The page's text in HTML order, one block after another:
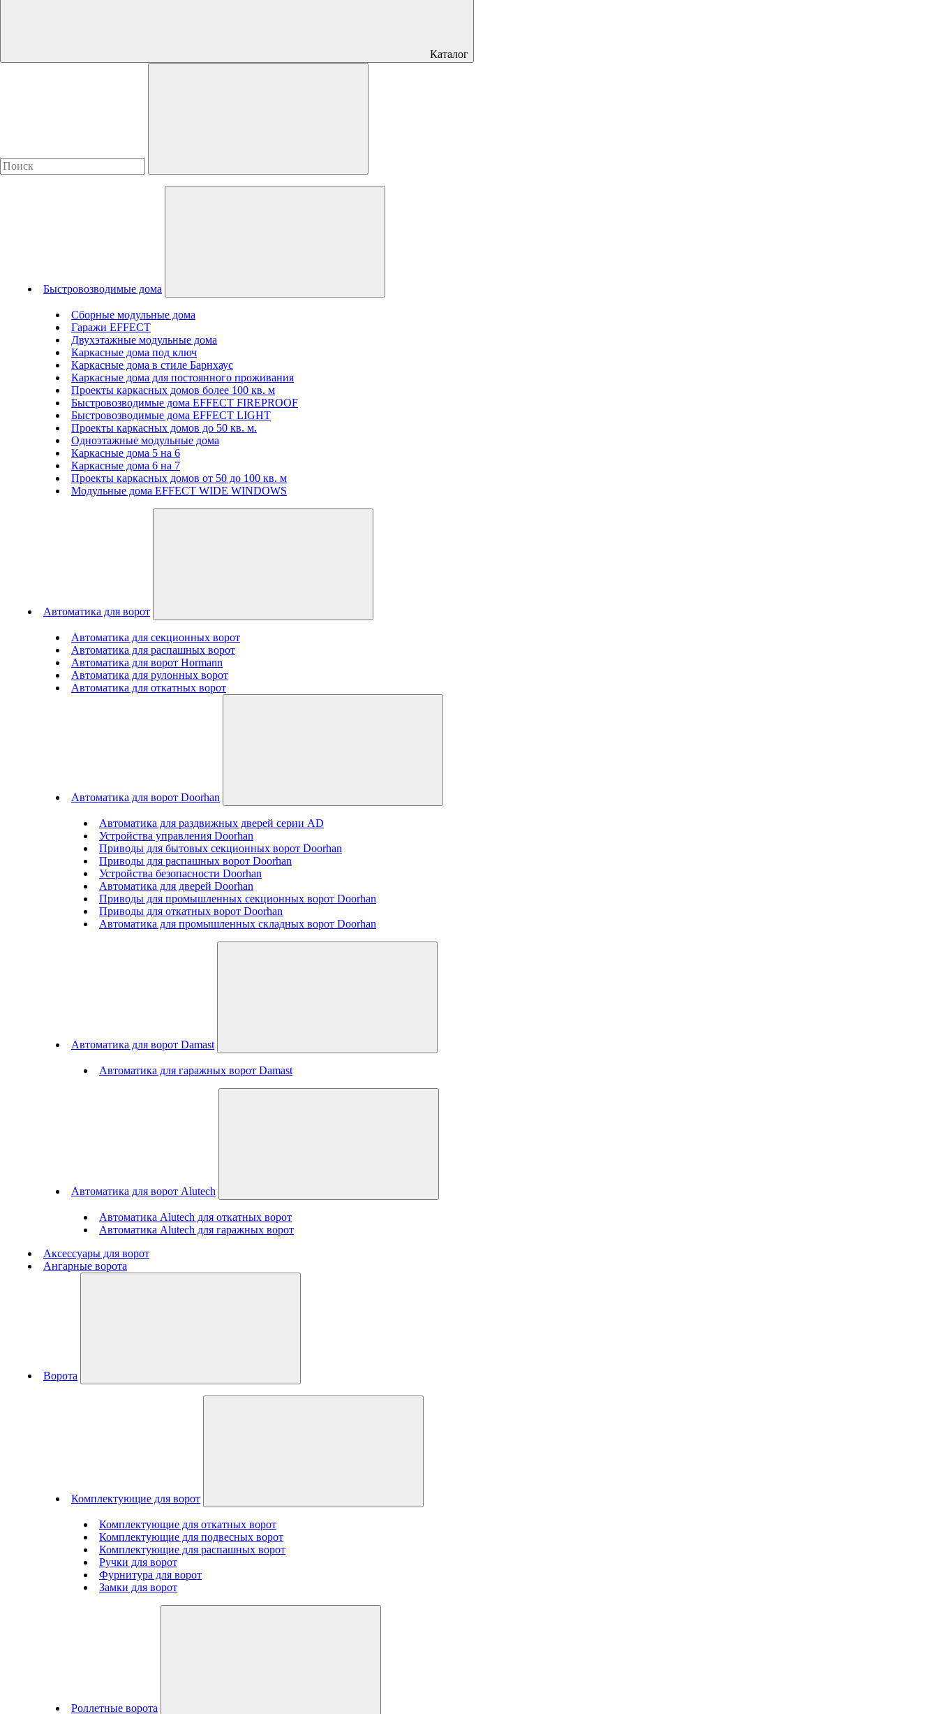
Каталог
Быстровозводимые дома
Сборные модульные дома
Гаражи EFFECT
Двухэтажные модульные дома
Каркасные дома под ключ
Каркасные дома в стиле Барнхаус
Каркасные дома для постоянного проживания
Проекты каркасных домов более 100 кв. м
Быстровозводимые дома EFFECT FIREPROOF
Быстровозводимые дома EFFECT LIGHT
Проекты каркасных домов до 50 кв. м.
Одноэтажные модульные дома
Каркасные дома 5 на 6
Каркасные дома 6 на 7
Проекты каркасных домов от 50 до 100 кв. м
Модульные дома EFFECT WIDE WINDOWS
Автоматика для ворот
Автоматика для секционных ворот
Автоматика для распашных ворот
Автоматика для ворот Hormann
Автоматика для рулонных ворот
Автоматика для откатных ворот
Автоматика для ворот Doorhan
Автоматика для раздвижных дверей серии AD
Устройства управления Doorhan
Приводы для бытовых секционных ворот Doorhan
Приводы для распашных ворот Doorhan
Устройства безопасности Doorhan
Автоматика для дверей Doorhan
Приводы для промышленных секционных ворот Doorhan
Приводы для откатных ворот Doorhan
Автоматика для промышленных складных ворот Doorhan
Автоматика для ворот Damast
Автоматика для гаражных ворот Damast
Автоматика для ворот Alutech
Автоматика Alutech для откатных ворот
Автоматика Alutech для гаражных ворот
Аксессуары для ворот
Ангарные ворота
Ворота
Комплектующие для ворот
Комплектующие для откатных ворот
Комплектующие для подвесных ворот
Комплектующие для распашных ворот
Ручки для ворот
Фурнитура для ворот
Замки для ворот
Роллетные ворота